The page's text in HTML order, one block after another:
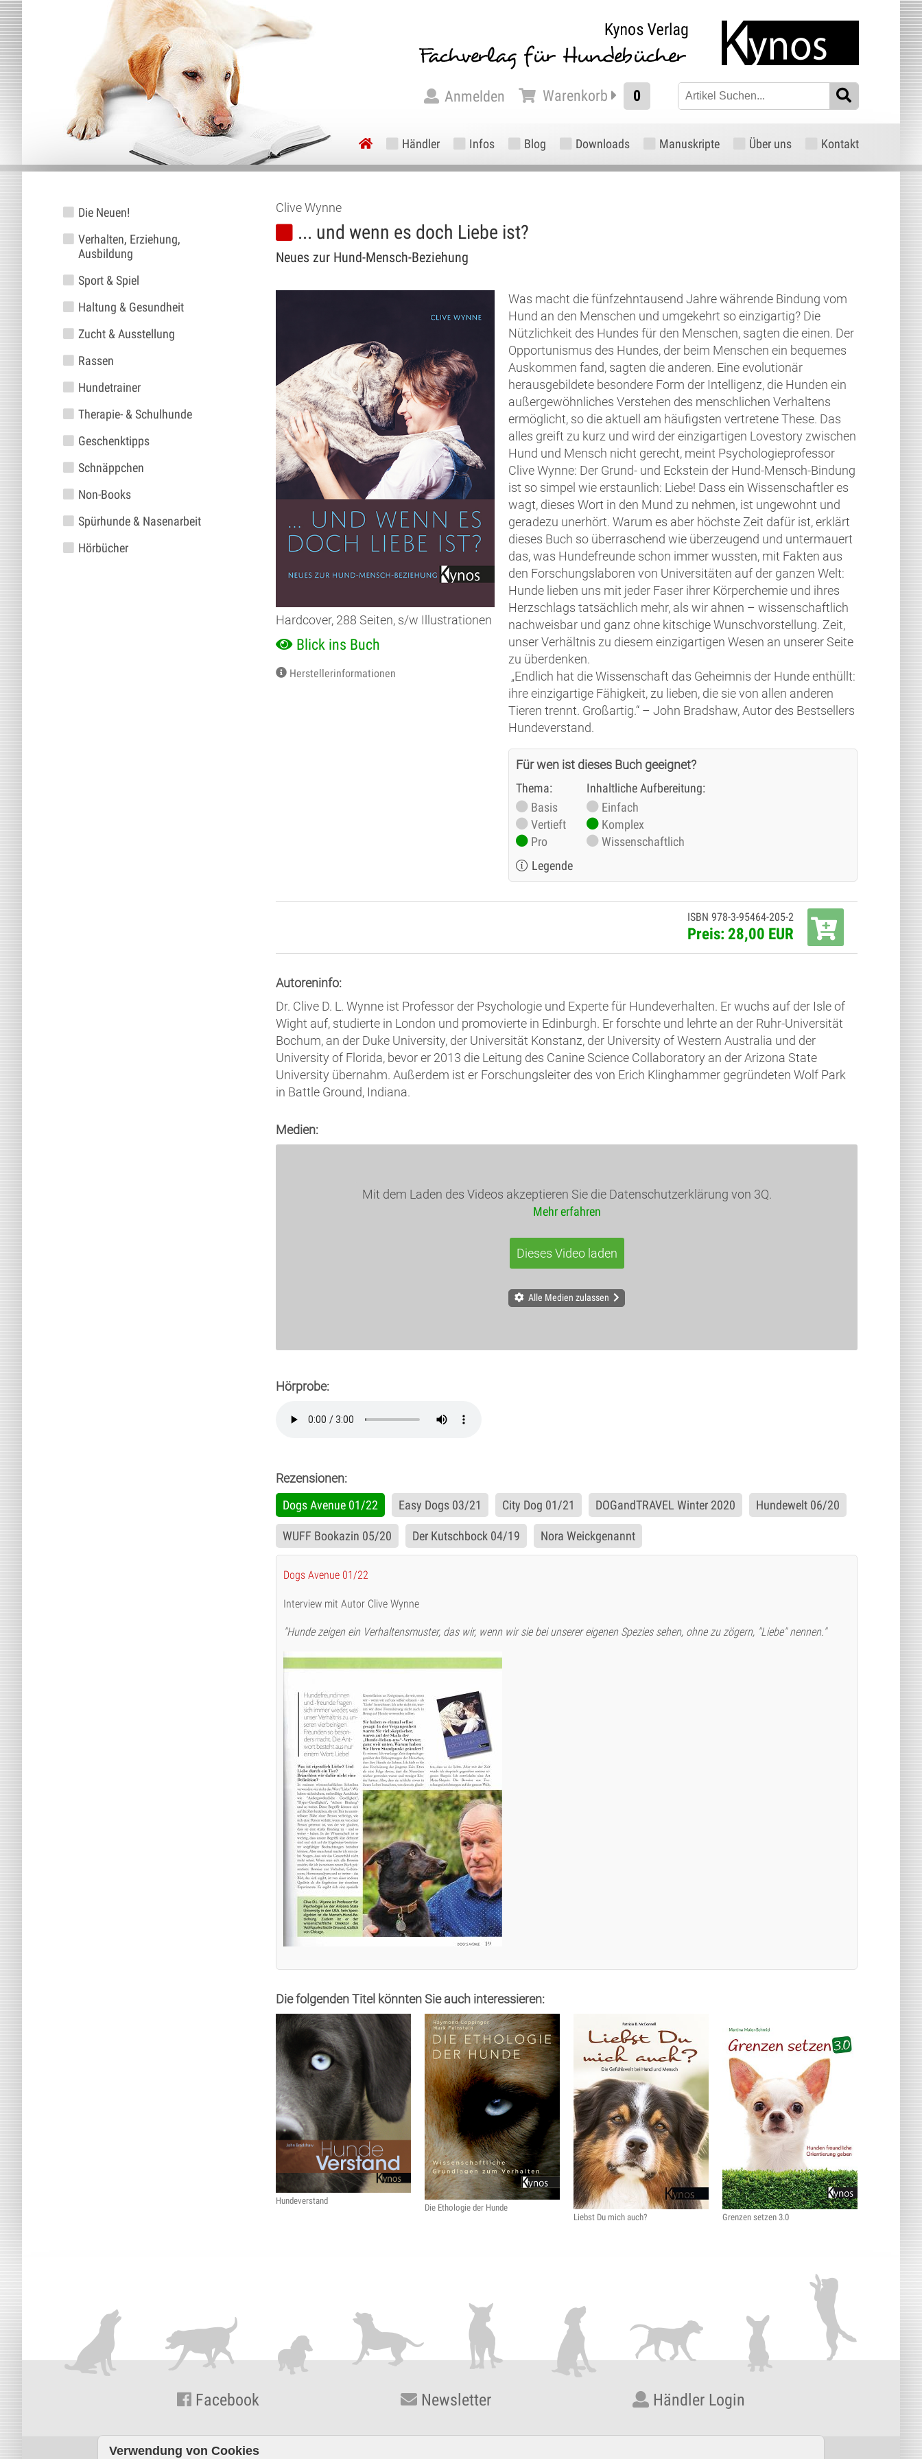
Die Neuen!
Verhalten, Erziehung,
Ausbildung
Sport & Spiel
Haltung & Gesundheit
Zucht & Ausstellung
Rassen
Hundetrainer
Therapie- & Schulhunde
Geschenktipps
Schnäppchen
Non-Books
Spürhunde & Nasenarbeit
Hörbücher
Clive Wynne
... und wenn es doch Liebe ist?
Neues zur Hund-Mensch-Beziehung
Hardcover, 288 Seiten, s/w Illustrationen
Blick ins Buch
Herstellerinformationen
Was macht die fünfzehntausend Jahre währende Bindung vom
Hund an den Menschen und umgekehrt so einzigartig? Die
Nützlichkeit des Hundes für den Menschen, sagten die einen. Der
Opportunismus des Hundes, der beim Menschen ein bequemes
Auskommen fand, sagten die anderen. Eine evolutionär
herausgebildete besondere Form der Intelligenz, die Hunden ein
außergewöhnliches Verstehen des menschlichen Verhaltens
ermöglicht, so die aktuell am häufigsten vertretene These. Das
alles greift zu kurz und wird der einzigartigen Lovestory zwischen
Hund und Mensch nicht gerecht, meint Psychologieprofessor
Clive Wynne: Der Grund- und Eckstein der Hund-Mensch-Bindung
ist so simpel wie erstaunlich: Liebe! Dass ein Wissenschaftler es
wagt, dieses Wort in den Mund zu nehmen, ist ungewohnt und
geradezu unerhört. Warum es aber höchste Zeit dafür ist, erklärt
dieses Buch so überraschend wie überzeugend und untermauert
das, was Hundefreunde schon immer wussten, mit Fakten aus
den Forschungslaboren von Universitäten auf der ganzen Welt:
Hunde lieben uns mit jeder Faser ihrer Körperchemie und ihres
Herzschlags tatsächlich mehr, als wir ahnen – wissenschaftlich
nachweisbar und ganz ohne kitschige Wunschvorstellung. Zeit,
unser Verhältnis zu diesem einzigartigen Wesen an unserer Seite
zu überdenken.
„Endlich hat die Wissenschaft das Geheimnis der Hunde enthüllt:
ihre einzigartige Fähigkeit, zu lieben, die sie von allen anderen
Tieren trennt. Großartig.“ – John Bradshaw, Autor des Bestsellers
Hundeverstand.
Für wen ist dieses Buch geeignet?
Thema:
Basis
Vertieft
Pro
Inhaltliche Aufbereitung:
Einfach
Komplex
Wissenschaftlich
Legende
ISBN 978-3-95464-205-2
Preis: 28,00 EUR
Autoreninfo:
Dr. Clive D. L. Wynne ist Professor der Psychologie und Experte für Hundeverhalten. Er wuchs auf der Isle of
Wight auf, studierte in London und promovierte in Edinburgh. Er forschte und lehrte an der Ruhr-Universität
Bochum, an der Duke University, der Universität Konstanz, der University of Western Australia und der
University of Florida, bevor er 2013 die Leitung des Canine Science Collaboratory an der Arizona State
University übernahm. Außerdem ist er Forschungsleiter des von Erich Klinghammer gegründeten Wolf Park
in Battle Ground, Indiana.
Medien:
Mit dem Laden des Videos akzeptieren Sie die Datenschutzerklärung von 3Q.
Mehr erfahren
Dieses Video laden
Alle Medien zulassen
Hörprobe:
Rezensionen:
Dogs Avenue 01/22
Easy Dogs 03/21 City Dog 01/21 DOGandTRAVEL Winter 2020 Hundewelt 06/20
WUFF Bookazin 05/20 Der Kutschbock 04/19 Nora Weickgenannt
Dogs Avenue 01/22
Interview mit Autor Clive Wynne
"Hunde zeigen ein Verhaltensmuster, das wir, wenn wir sie bei unserer eigenen Spezies sehen, ohne zu zögern, "Liebe" nennen."
Die folgenden Titel könnten Sie auch interessieren:
Hundeverstand
Die Ethologie der Hunde
Liebst Du mich auch?
Grenzen setzen 3.0
Facebook Newsletter Händler Login
Anmelden Warenkorb 0
Händler Infos Blog Downloads Manuskripte Über uns Kontakt
Verwendung von Cookies